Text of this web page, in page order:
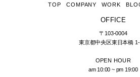
TOP COMPANY WORK
OFFICE
〒103-0004
東京都中央区東日本橋
OPEN HOUR
am 10:00 ~ pm 19:00